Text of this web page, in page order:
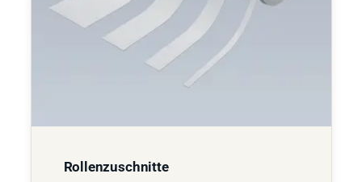
Rollenzuschnitte